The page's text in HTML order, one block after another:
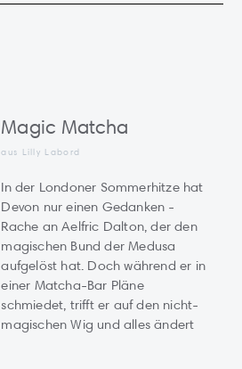
Magic Matcha
aus Lilly Labord
In der Londoner Sommerhitze hat
Devon nur einen Gedanken -
Rache an Aelfric Dalton, der den
magischen Bund der Medusa
aufgelöst hat. Doch während er in
einer Matcha-Bar Pläne
schmiedet, trifft er auf den nicht-
magischen Wig und alles ändert